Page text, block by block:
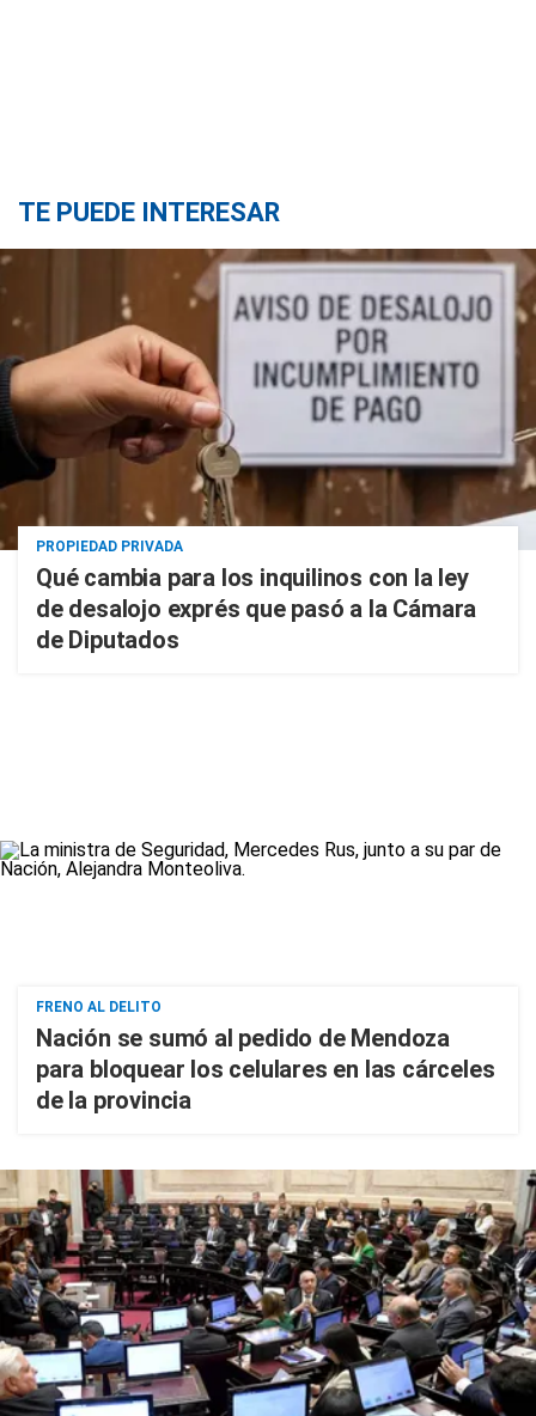
TE PUEDE INTERESAR
PROPIEDAD PRIVADA
Qué cambia para los inquilinos con la ley
de desalojo exprés que pasó a la Cámara
de Diputados
FRENO AL DELITO
Nación se sumó al pedido de Mendoza
para bloquear los celulares en las cárceles
de la provincia